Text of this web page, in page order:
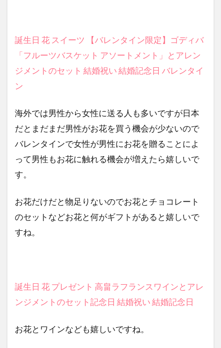
誕生日 花 スイーツ 【バレンタイン限定】ゴディバ
「フルーツバスケット アソートメント」とアレン
ジメントのセット 結婚祝い 結婚記念日 バレンタイ
ン
海外では男性から女性に送る人も多いですが日本
だとまだまだ男性がお花を買う機会が少ないので
バレンタインで女性が男性にお花を贈ることによ
って男性もお花に触れる機会が増えたら嬉しいで
す。
お花だけだと物足りないのでお花とチョコレート
のセットなどお花と何がギフトがあると嬉しいで
すね。
誕生日 花 プレゼント 高畠ラフランスワインとアレ
ンジメントのセット記念日 結婚祝い 結婚記念日
お花とワインなども嬉しいですね。